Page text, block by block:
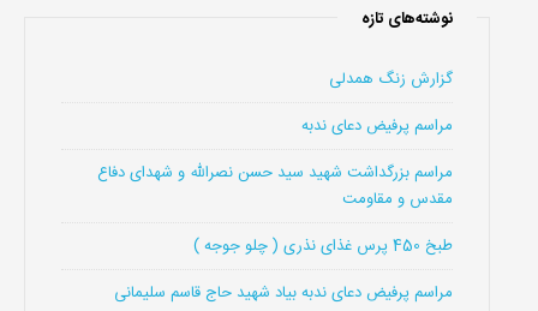
نوشته‌های تازه
گزارش زنگ همدلی
مراسم پرفیض دعای ندبه
مراسم بزرگداشت شهید سید حسن نصرالله و شهدای دفاع
مقدس و مقاومت
طبخ 450 پرس غذای نذری ( چلو جوجه )
مراسم پرفیض دعای ندبه بیاد شهید حاج قاسم سلیمانی